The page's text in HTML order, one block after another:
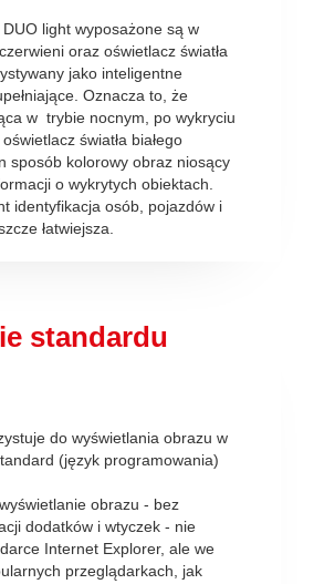
light wyposażone są w
oraz oświetlacz światła
jako inteligentne
Oznacza to, że
w trybie nocnym, po wykryciu
światła białego
sposób kolorowy obraz niosący
o wykrytych obiektach.
identyfikacja osób, pojazdów i
łatwiejsza.
standardu
do wyświetlania obrazu w
(język programowania)
obrazu - bez
dodatków i wtyczek - nie
Internet Explorer, ale we
przeglądarkach, jak